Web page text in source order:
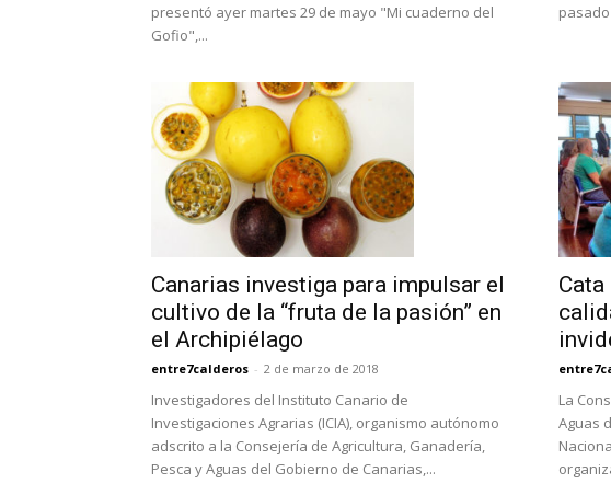
presentó ayer martes 29 de mayo "Mi cuaderno del
Gofio",...
Canarias investiga para impulsar el
cultivo de la “fruta de la pasión” en
el Archipiélago
entre7calderos - 2 de marzo de 2018
Investigadores del Instituto Canario de
Investigaciones Agrarias (ICIA), organismo autónomo
adscrito a la Consejería de Agricultura, Ganadería,
Pesca y Aguas del Gobierno de Canarias,...
La
Aguas